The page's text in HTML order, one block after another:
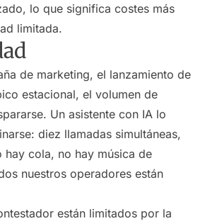
lo que significa costes más
limitada.
de marketing, el lanzamiento de
estacional, el volumen de
Un asistente con IA lo
diez llamadas simultáneas,
hay cola, no hay música de
nuestros operadores están
están limitados por la